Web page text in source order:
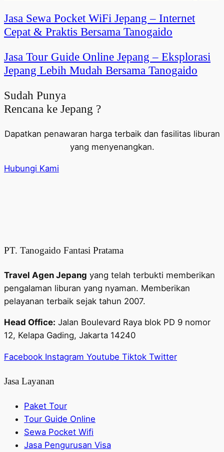
Jasa Sewa Pocket WiFi Jepang – Internet
Cepat & Praktis Bersama Tanogaido
Jasa Tour Guide Online Jepang – Eksplorasi
Jepang Lebih Mudah Bersama Tanogaido
Sudah Punya
Rencana ke Jepang ?
Dapatkan penawaran harga terbaik dan fasilitas liburan
yang menyenangkan.
Hubungi Kami
PT. Tanogaido Fantasi Pratama
Travel Agen Jepang yang telah terbukti memberikan
pengalaman liburan yang nyaman. Memberikan
pelayanan terbaik sejak tahun 2007.
Head Office: Jalan Boulevard Raya blok PD 9 nomor
12, Kelapa Gading, Jakarta 14240
Facebook Instagram Youtube Tiktok Twitter
Jasa Layanan
Paket Tour
Tour Guide Online
Sewa Pocket Wifi
Jasa Pengurusan Visa